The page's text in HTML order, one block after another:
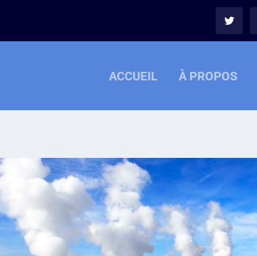
ACCUEIL À PROPOS